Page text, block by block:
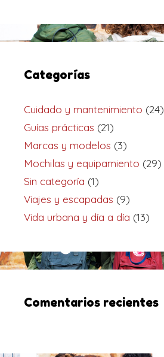
Categorías
Cuidado y mantenimiento (24)
Guías prácticas (21)
Marcas y modelos (3)
Mochilas y equipamiento (29)
Sin categoría (1)
Viajes y escapadas (9)
Vida urbana y día a día (13)
Comentarios recientes